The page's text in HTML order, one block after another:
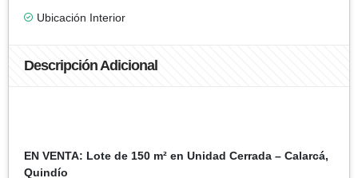
Ubicación Interior
Descripción Adicional
EN VENTA: Lote de 150 m² en Unidad Cerrada – Calarcá,
Quindío